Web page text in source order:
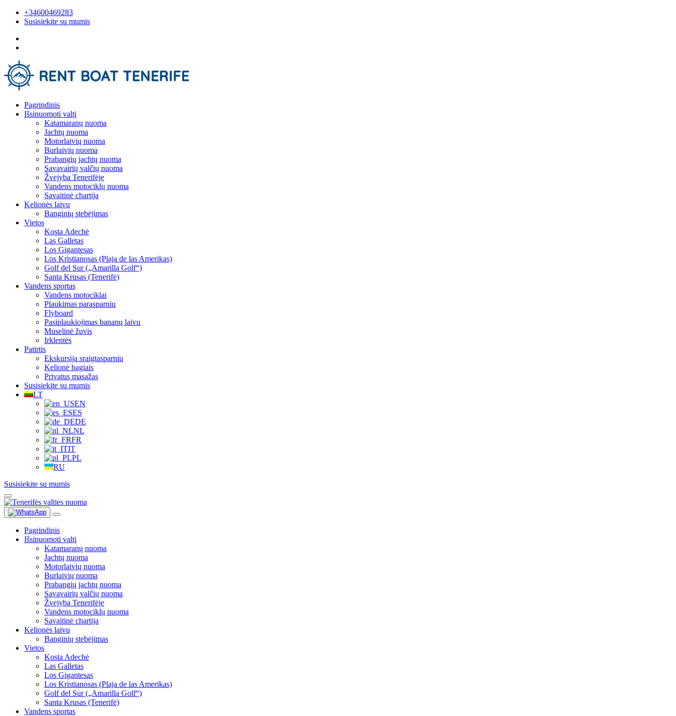
+34600469283
Susisiekite su mumis
Pagrindinis
Išsinuomoti valtį
Katamaranų nuoma
Jachtų nuoma
Motorlaivių nuoma
Burlaivių nuoma
Prabangių jachtų nuoma
Savavairių valčių nuoma
Žvejyba Tenerifėje
Vandens motociklų nuoma
Savaitinė chartija
Kelionės laivu
Banginių stebėjimas
Vietos
Kosta Adechė
Las Galletas
Los Gigantesas
Los Kristianosas (Plaja de las Amerikas)
Golf del Sur („Amarilla Golf“)
Santa Krusas (Tenerifė)
Vandens sportas
Vandens motociklai
Plaukimas parasparniu
Flyboard
Pasiplaukiojimas bananų laivu
Muselinė žuvis
Irklentės
Patirtis
Ekskursija sraigtasparniu
Kelionė bagiais
Privatus masažas
Susisiekite su mumis
LT
EN
ES
DE
NL
FR
IT
PL
RU
Susisiekite su mumis
Pagrindinis
Išsinuomoti valtį
Katamaranų nuoma
Jachtų nuoma
Motorlaivių nuoma
Burlaivių nuoma
Prabangių jachtų nuoma
Savavairių valčių nuoma
Žvejyba Tenerifėje
Vandens motociklų nuoma
Savaitinė chartija
Kelionės laivu
Banginių stebėjimas
Vietos
Kosta Adechė
Las Galletas
Los Gigantesas
Los Kristianosas (Plaja de las Amerikas)
Golf del Sur („Amarilla Golf“)
Santa Krusas (Tenerifė)
Vandens sportas